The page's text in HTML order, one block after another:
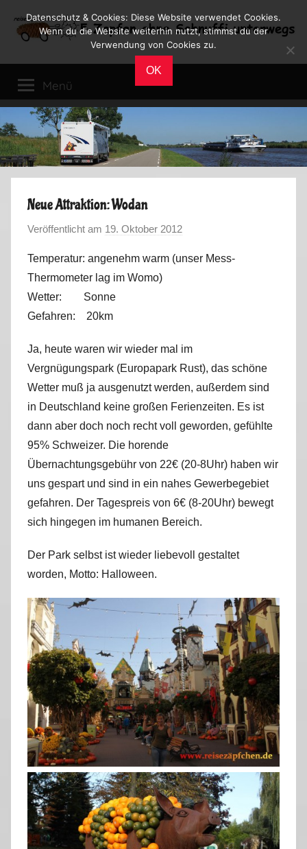
Inhalt
Reiseblog
Leben
im
Wohnmobil
Menü
Neue Attraktion: Wodan
Veröffentlicht am 19. Oktober 2012
n
u
s
Temperatur: angenehm warm (unser Mess-
Thermometer lag im Womo)
Wetter: Sonne
Gefahren: 20km
Ja, heute waren wir wieder mal im
Vergnügungspark (Europapark Rust), das schöne
Wetter muß ja ausgenutzt werden, außerdem sind
in Deutschland keine großen Ferienzeiten. Es ist
dann aber doch noch recht voll geworden, gefühlte
95% Schweizer. Die horende
Übernachtungsgebühr von 22€ (20-8Uhr) haben wir
uns gespart und sind in ein nahes Gewerbegebiet
gefahren. Der Tagespreis von 6€ (8-20Uhr) bewegt
sich hingegen im humanen Bereich.
Der Park selbst ist wieder liebevoll gestaltet
worden, Motto: Halloween.
Datenschutz & Cookies: Diese Website verwendet Cookies.
Wenn du die Website weiterhin nutzt, stimmst du der
Verwendung von Cookies zu.
OK